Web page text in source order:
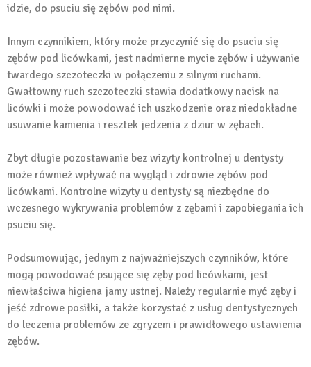
idzie, do psuciu się zębów pod nimi.
Innym czynnikiem, który może przyczynić się do psuciu się
zębów pod licówkami, jest nadmierne mycie zębów i używanie
twardego szczoteczki w połączeniu z silnymi ruchami.
Gwałtowny ruch szczoteczki stawia dodatkowy nacisk na
licówki i może powodować ich uszkodzenie oraz niedokładne
usuwanie kamienia i resztek jedzenia z dziur w zębach.
Zbyt długie pozostawanie bez wizyty kontrolnej u dentysty
może również wpływać na wygląd i zdrowie zębów pod
licówkami. Kontrolne wizyty u dentysty są niezbędne do
wczesnego wykrywania problemów z zębami i zapobiegania ich
psuciu się.
Podsumowując, jednym z najważniejszych czynników, które
mogą powodować psujące się zęby pod licówkami, jest
niewłaściwa higiena jamy ustnej. Należy regularnie myć zęby i
jeść zdrowe posiłki, a także korzystać z usług dentystycznych
do leczenia problemów ze zgryzem i prawidłowego ustawienia
zębów.